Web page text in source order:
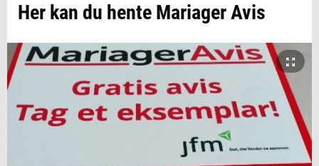
Her kan du hente Mariager Avis